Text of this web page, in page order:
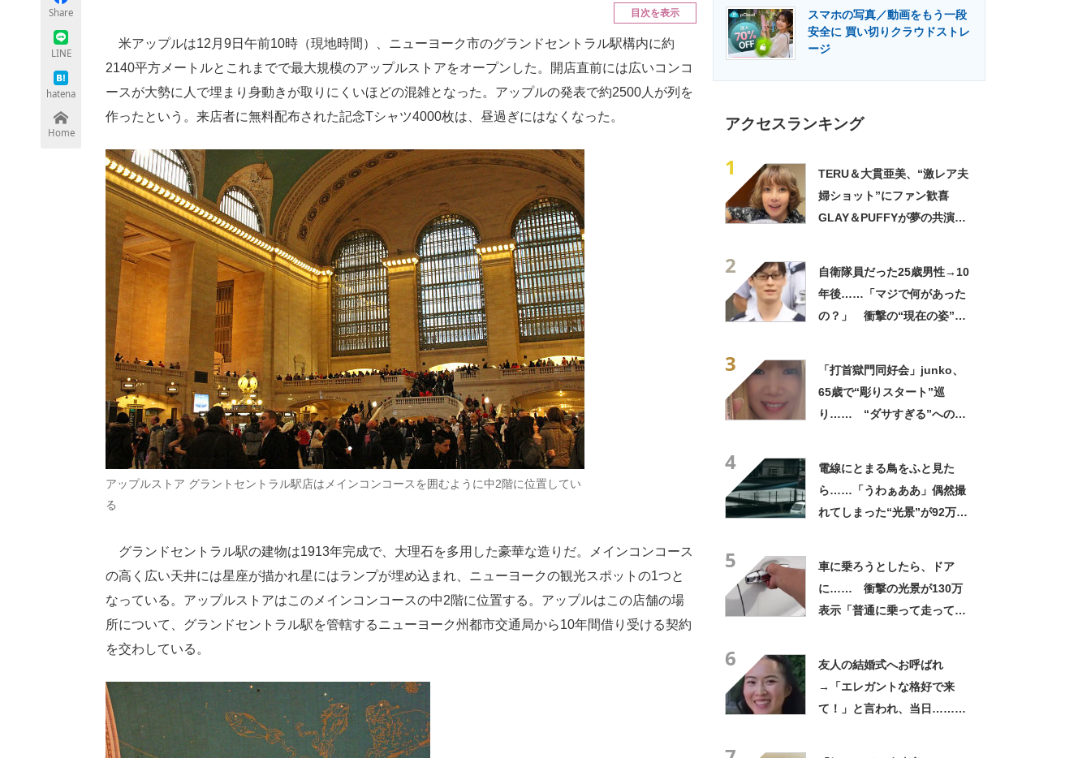
Share
LINE
hatena
Home
目次を表示
米アップルは12月9日午前10時（現地時間）、ニューヨーク市のグランドセントラル駅構内に約
2140平方メートルとこれまでで最大規模のアップルストアをオープンした。開店直前には広いコンコ
ースが大勢に人で埋まり身動きが取りにくいほどの混雑となった。アップルの発表で約2500人が列を
作ったという。来店者に無料配布された記念Tシャツ4000枚は、昼過ぎにはなくなった。
アップルストア グラントセントラル駅店はメインコンコースを囲むように中2階に位置してい
る
グランドセントラル駅の建物は1913年完成で、大理石を多用した豪華な造りだ。メインコンコース
の高く広い天井には星座が描かれ星にはランプが埋め込まれ、ニューヨークの観光スポットの1つと
なっている。アップルストアはこのメインコンコースの中2階に位置する。アップルはこの店舗の場
所について、グランドセントラル駅を管轄するニューヨーク州都市交通局から10年間借り受ける契約
を交わしている。
スマホの写真／動画をもう一段
安全に 買い切りクラウドストレ
ージ
アクセスランキング
1
TERU＆大貫亜美、“激レア夫
婦ショット”にファン歓喜
GLAY＆PUFFYが夢の共演
2
自衛隊員だった25歳男性→10
年後……「マジで何があった
の？」 衝撃の“現在の姿”が
3
「打首獄門同好会」junko、
65歳で“彫りスタート”巡
り…… “ダサすぎる”への持
4
電線にとまる鳥をふと見た
ら……「うわぁああ」偶然撮
れてしまった“光景”が92万再
5
車に乗ろうとしたら、ドア
に…… 衝撃の光景が130万
表示「普通に乗って走ってた
6
友人の結婚式へお呼ばれ
→「エレガントな格好で来
て！」と言われ、当日……ま